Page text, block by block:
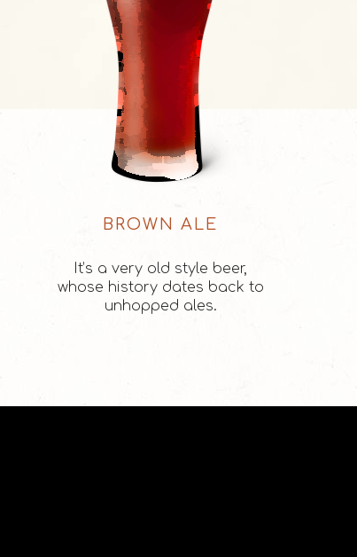
BROWN ALE
It’s a very old style beer,
whose history dates back to
unhopped ales.